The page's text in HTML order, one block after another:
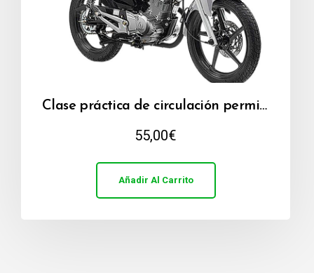
Clase práctica de circulación permiso A1
55,00€
Añadir Al Carrito